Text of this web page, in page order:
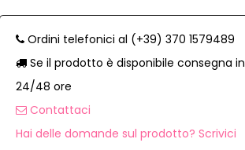
Ordini telefonici al (+39) 370 1579489
Se il prodotto è disponibile consegna in
24/48 ore
Contattaci
Hai delle domande sul prodotto? Scrivici